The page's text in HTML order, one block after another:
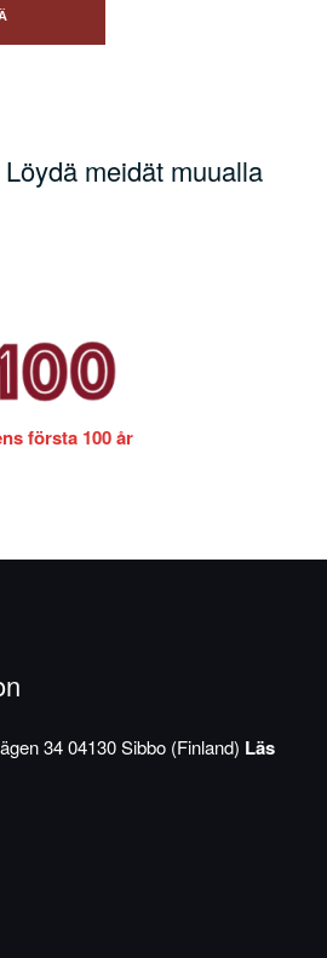
meidät muualla
första 100 år
3404130 Sibbo (Finland) Läs